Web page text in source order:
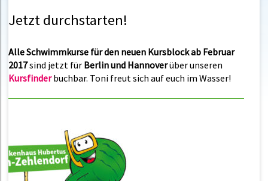
Jetzt durchstarten!
Alle Schwimmkurse für den neuen Kursblock ab Februar
2017sind jetzt für Berlin und Hannoverüber unseren
Kursfinderbuchbar. Toni freut sich auf euch im Wasser!